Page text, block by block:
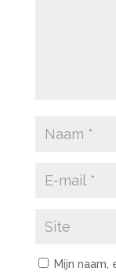
Mijn